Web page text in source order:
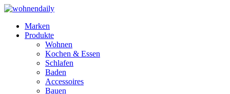
Marken
Produkte
Wohnen
Kochen & Essen
Schlafen
Baden
Accessoires
Bauen